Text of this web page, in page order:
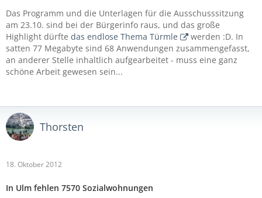
Das Programm und die Unterlagen für die Ausschusssitzung
am 23.10. sind bei der Bürgerinfo raus, und das große
Highlight dürfte das endlose Thema Türmle
werden :D. In
satten 77 Megabyte sind 68 Anwendungen zusammengefasst,
an anderer Stelle inhaltlich aufgearbeitet - muss eine ganz
schöne Arbeit gewesen sein...
Thorsten
18. Oktober 2012
In Ulm fehlen 7570 Sozialwohnungen